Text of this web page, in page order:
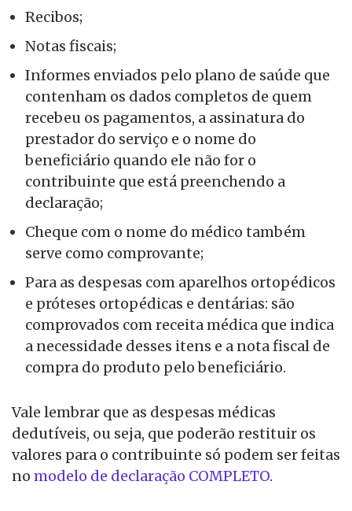
Recibos;
Notas fiscais;
Informes enviados pelo plano de saúde que
contenham os dados completos de quem
recebeu os pagamentos, a assinatura do
prestador do serviço e o nome do
beneficiário quando ele não for o
contribuinte que está preenchendo a
declaração;
Cheque com o nome do médico também
serve como comprovante;
Para as despesas com aparelhos ortopédicos
e próteses ortopédicas e dentárias: são
comprovados com receita médica que indica
a necessidade desses itens e a nota fiscal de
compra do produto pelo beneficiário.
Vale lembrar que as despesas médicas
dedutíveis, ou seja, que poderão restituir os
valores para o contribuinte só podem ser feitas
no modelo de declaração COMPLETO.